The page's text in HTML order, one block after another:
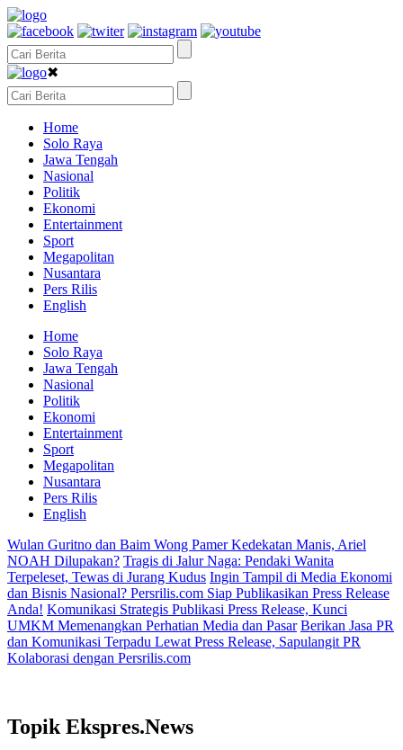
✖
Home
Solo Raya
Jawa Tengah
Nasional
Politik
Ekonomi
Entertainment
Sport
Megapolitan
Nusantara
Pers Rilis
English
Home
Solo Raya
Jawa Tengah
Nasional
Politik
Ekonomi
Entertainment
Sport
Megapolitan
Nusantara
Pers Rilis
English
Wulan Guritno dan Baim Wong Pamer Kedekatan Manis, Ariel
NOAH Dilupakan? Tragis di Jalur Naga: Pendaki Wanita
Terpeleset, Tewas di Jurang Kudus Ingin Tampil di Media Ekonomi
dan Bisnis Nasional? Persrilis.com Siap Publikasikan Press Release
Anda! Komunikasi Strategis Publikasi Press Release, Kunci
UMKM Memenangkan Perhatian Media dan Pasar Berikan Jasa PR
dan Komunikasi Terpadu Lewat Press Release, Sapulangit PR
Kolaborasi dengan Persrilis.com
Topik Ekspres.News